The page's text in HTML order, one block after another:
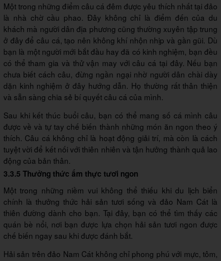
Một trong những điểm câu cá đêm được yêu thích nhất tại đảo
là nhà chờ cầu phao. Đây không chỉ là điểm đến của du
khách mà người dân địa phương cũng thường xuyên tập trung
ở đây để câu cá, tạo nên không khí nhộn nhịp và gần gũi. Dù
bạn là một người mới bắt đầu hay đã có kinh nghiệm, bạn đều
có thể tham gia và thử vận may với câu cá tại đây. Nếu bạn
chưa biết cách câu, đừng ngần ngại nhờ người dân chài dày
dặn kinh nghiệm ở đây hướng dẫn. Họ thường rất thân thiện
và sẵn sàng chia sẻ bí quyết câu cá của mình.
Sau khi kết thúc buổi câu, bạn có thể mang số cá mình câu
được về và tự tay chế biến thành những món ăn ngon theo ý
thích. Câu cá không chỉ là hoạt động giải trí, mà còn là cách
tuyệt vời để kết nối với thiên nhiên và tận hưởng thành quả lao
động của bản thân.
3.3.5 Thưởng thức ẩm thực tươi ngon
Một trong những niềm vui không thể thiếu khi du lịch biển
chính là thưởng thức hải sản tươi sống và đảo Nam Cát là
thiên đường dành cho bạn. Tại đây, bạn có thể tìm thấy các
quán bè nổi, nơi bạn được lựa chọn hải sản tươi ngon được
chế biến ngay sau khi được đánh bắt.
Hải sản trên đảo Nam Cát không chỉ phong phú với mực, tôm,